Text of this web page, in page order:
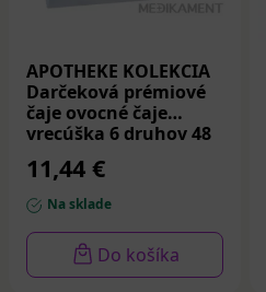
APOTHEKE KOLEKCIA
Darčeková prémiové
čaje ovocné čaje
vrecúška 6 druhov 48
11,44 €
Na sklade
Do košíka